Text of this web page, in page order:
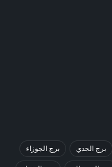
برج الجدي برج الجوزاء